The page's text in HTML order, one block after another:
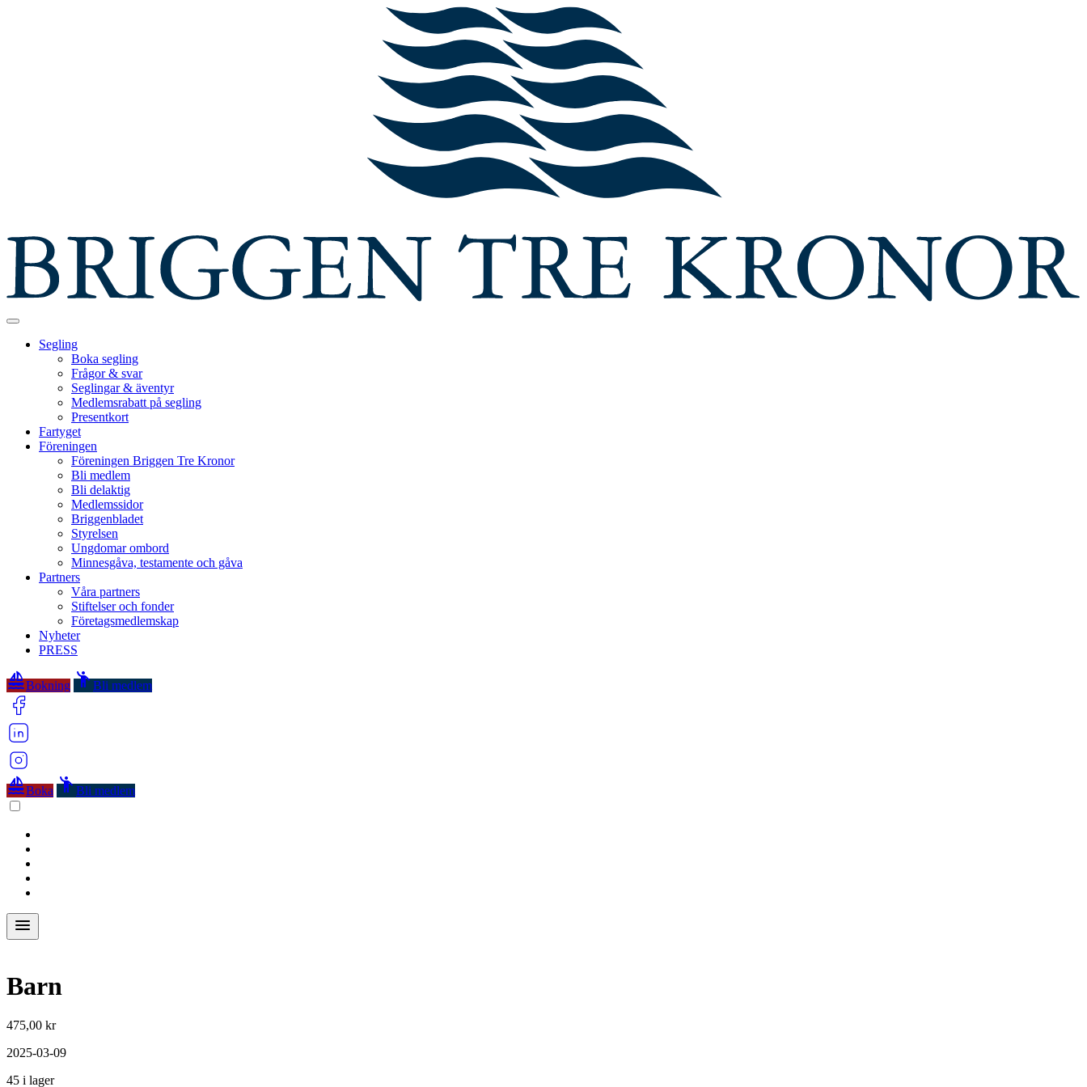
Segling
Boka segling
Frågor & svar
Seglingar & äventyr
Medlemsrabatt på segling
Presentkort
Fartyget
Föreningen
Föreningen Briggen Tre Kronor
Bli medlem
Bli delaktig
Medlemssidor
Briggenbladet
Styrelsen
Ungdomar ombord
Minnesgåva, testamente och gåva
Partners
Våra partners
Stiftelser och fonder
Företagsmedlemskap
Nyheter
PRESS
sailingBokning emoji_peopleBli medlem
sailingBoka emoji_peopleBli medlem
menu
Barn
475,00 kr
2025-03-09
45 i lager